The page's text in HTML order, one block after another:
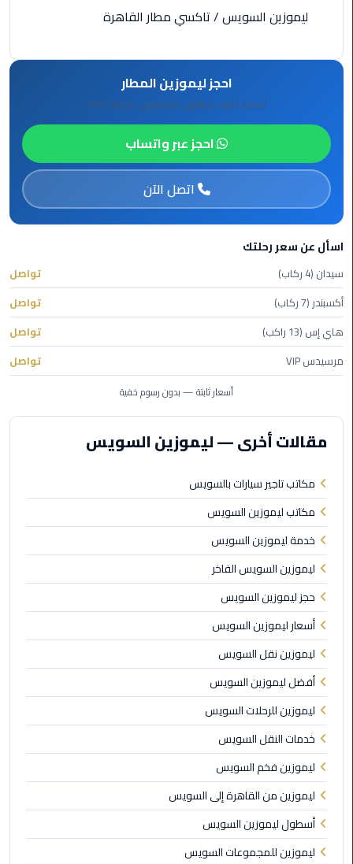
ليموزين
مطار
سفنكس
ليموزين
القاهرة
اسكندرية
ليموزين
مطار
برج
العرب
الساخن
ليموزين
مطار
العلمين
ليموزين
توصيل
المطار
ليموزين
مطار
مرسي
مطروح
ليموزين
مطار
اكتوبر
ليموزين
مطار
الغردقة
ليموزين السويس/تاكسي مطار القاهرة
احجز ليموزين المطار
أسعار ثابتة، سائقون محترفون، خدمة 24/7
احجز عبر واتساب
اتصل الآن
اسأل عن سعر رحلتك
سيدان (4 ركاب)
تواصل
أكسبندر (7 ركاب)
تواصل
هاي إس (13 راكب)
تواصل
مرسيدس VIP
تواصل
أسعار ثابتة — بدون رسوم خفية
مقالات أخرى — ليموزين السويس
مكاتب تاجير سيارات بالسويس
مكاتب ليموزين السويس
خدمة ليموزين السويس
ليموزين السويس الفاخر
حجز ليموزين السويس
أسعار ليموزين السويس
ليموزين نقل السويس
أفضل ليموزين السويس
ليموزين للرحلات السويس
خدمات النقل السويس
ليموزين فخم السويس
ليموزين من القاهرة إلى السويس
أسطول ليموزين السويس
ليموزين للمجموعات السويس